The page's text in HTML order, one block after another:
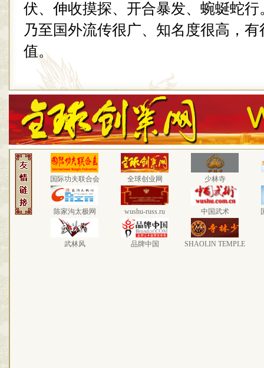
伏、伸收摸探、开合暴发、蜿蜒蛇
乃至国外流传很广、知名度很高，
值。
国际功夫联合会 全球创业网 少林寺
陈家沟太极网 wushu-russ.ru 中国武术
武林风 品牌中国 SHAOLIN TEMPLE